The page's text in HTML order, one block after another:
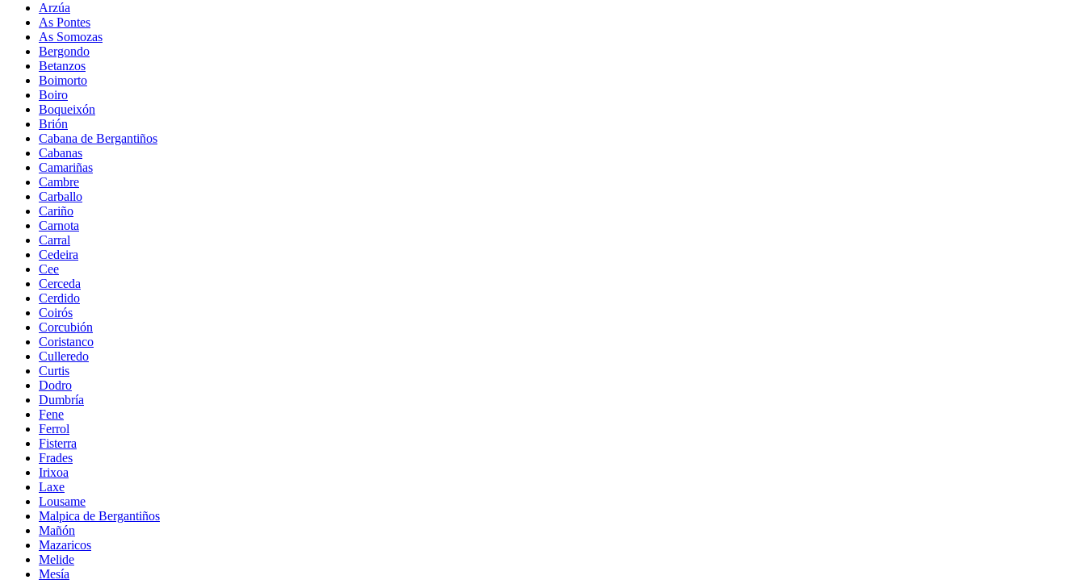
Arzúa
As Pontes
As Somozas
Bergondo
Betanzos
Boimorto
Boiro
Boqueixón
Brión
Cabana de Bergantiños
Cabanas
Camariñas
Cambre
Carballo
Cariño
Carnota
Carral
Cedeira
Cee
Cerceda
Cerdido
Coirós
Corcubión
Coristanco
Culleredo
Curtis
Dodro
Dumbría
Fene
Ferrol
Fisterra
Frades
Irixoa
Laxe
Lousame
Malpica de Bergantiños
Mañón
Mazaricos
Melide
Mesía